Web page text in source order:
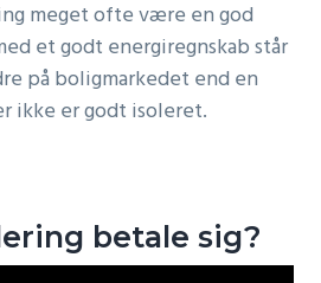
meget ofte være en god
et godt energiregnskab står
på boligmarkedet end en
ikke er godt isoleret.
betale sig?